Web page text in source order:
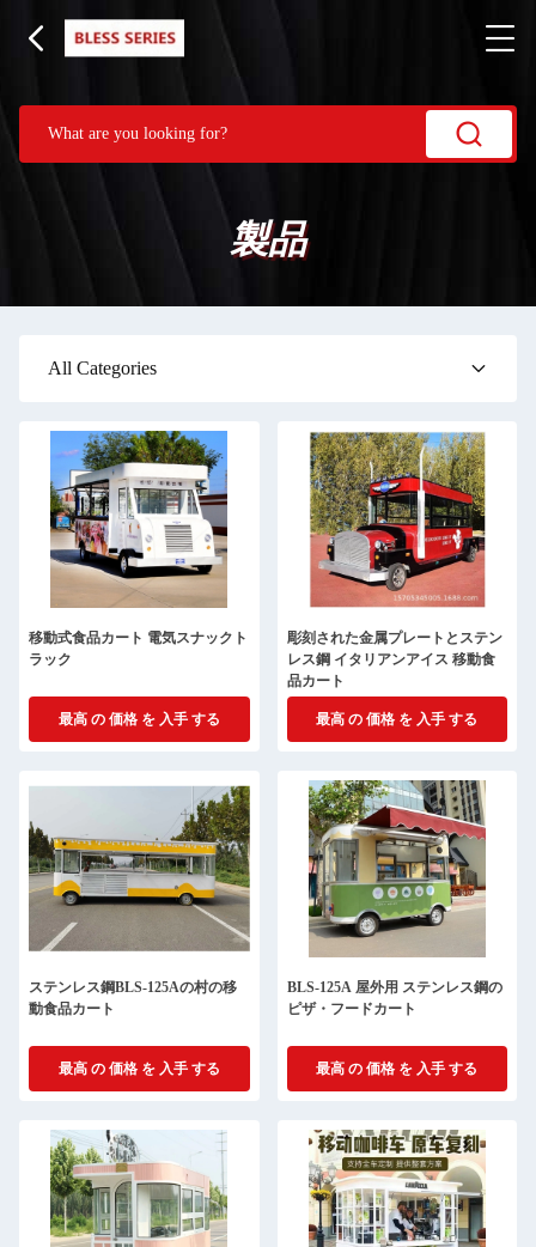
製品
All Categories
移動式食品カート 電気スナックト
ラック
最高 の 価格 を 入手 する
彫刻された金属プレートとステン
レス鋼 イタリアンアイス 移動食
品カート
最高 の 価格 を 入手 する
ステンレス鋼BLS-125Aの村の移
動食品カート
最高 の 価格 を 入手 する
BLS-125A 屋外用 ステンレス鋼の
ピザ・フードカート
最高 の 価格 を 入手 する